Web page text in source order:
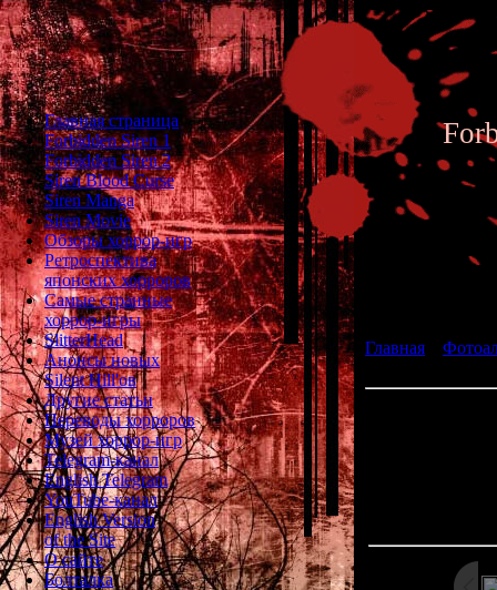
Главная страница
Forbidden Siren 1
Forbidden Siren 2
Siren Blood Curse
Siren Manga
Siren Movie
Обзоры хоррор-игр
Ретроспектива
японских хорроров
Самые странные
хоррор-игры
SlitterHead
Анонсы новых
Silent Hill'ов
Другие статьи
Переводы хорроров
Музей хоррор-игр
Telegram-канал
English Telegram
YouTube-канал
English Version
of the Site
О сайте
Болталка
Главная